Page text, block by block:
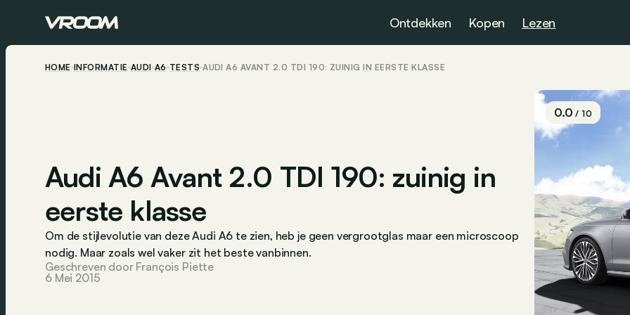
Ontdekken Kopen Lezen
HOME INFORMATIE AUDI A6 TESTS AUDI A6 AVANT 2.0 TDI 190: ZUINIG IN EERSTE KLASSE
Audi A6 Avant 2.0 TDI 190: zuinig in
eerste klasse
Om de stijlevolutie van deze Audi A6 te zien, heb je geen vergrootglas maar een microscoop
nodig. Maar zoals wel vaker zit het beste vanbinnen.
Geschreven door François Piette
6 Mei 2015
0.0/ 10